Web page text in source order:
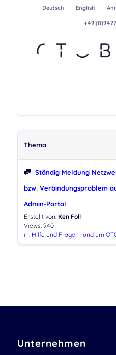
Deutsch English
+49
Thema
Ständig Meldung
bzw. Verbindungsproblem
Admin-Portal
Erstellt von: Ken Foll
Views: 940
in: Hilfe und Fragen rund um
Unternehmen